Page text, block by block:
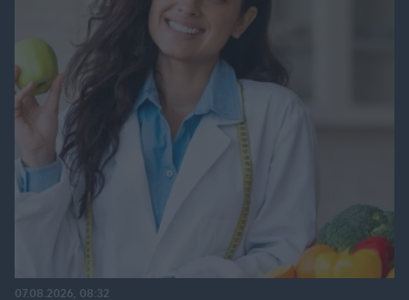
07.08.2026, 08:32